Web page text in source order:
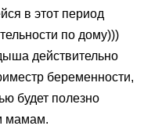
в этот период
по дому)))
действительно
беременности,
будет полезно
мамам.